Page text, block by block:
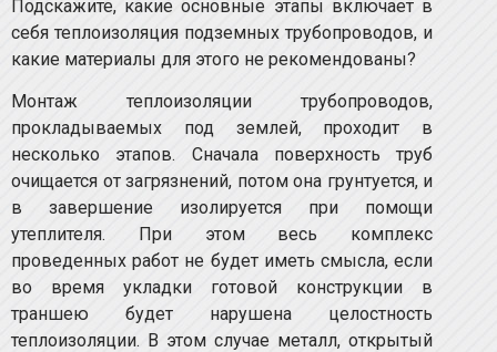
Подскажите, какие основные этапы включает в
себя теплоизоляция подземных трубопроводов, и
какие материалы для этого не рекомендованы?
Монтаж теплоизоляции трубопроводов,
прокладываемых под землей, проходит в
несколько этапов. Сначала поверхность труб
очищается от загрязнений, потом она грунтуется, и
в завершение изолируется при помощи
утеплителя. При этом весь комплекс
проведенных работ не будет иметь смысла, если
во время укладки готовой конструкции в
траншею будет нарушена целостность
теплоизоляции. В этом случае металл, открытый